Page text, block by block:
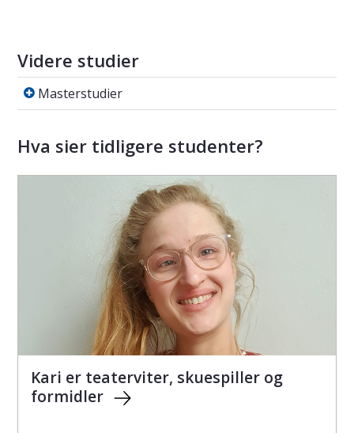
Videre studier
Masterstudier
Masterstudier
Hva sier tidligere studenter?
Kari er teaterviter, skuespiller og
formidler